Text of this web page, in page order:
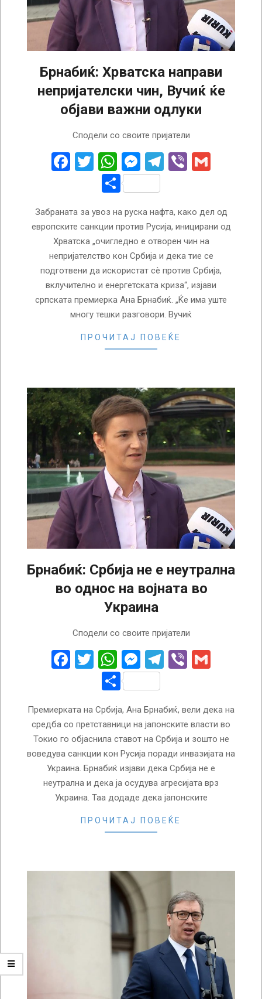
Брнабиќ: Хрватска направи
непријателски чин, Вучиќ ќе
објави важни одлуки
Сподели со своите пријатели
Facebook
Twitter
WhatsApp
Messenger
Telegram
Viber
Share
Забраната за увоз на руска нафта, како дел од
европските санкции против Русија, иницирани од
Хрватска „очигледно е отворен чин на
непријателство кон Србија и дека тие се
подготвени да искористат сè против Србија,
вклучително и енергетската криза“, изјави
српската премиерка Ана Брнабиќ. „Ќе има уште
многу тешки разговори. Вучиќ
ПРОЧИТАЈ ПОВЕЌЕ
Брнабиќ: Србија не е неутрална
во однос на војната во
Украина
Сподели со своите пријатели
Facebook
Twitter
WhatsApp
Messenger
Telegram
Viber
Share
Премиерката на Србија, Ана Брнабиќ, вели дека на
средба со претставници на јапонските власти во
Токио го објаснила ставот на Србија и зошто не
воведува санкции кон Русија поради инвазијата на
Украина. Брнабиќ изјави дека Србија не е
неутрална и дека ја осудува агресијата врз
Украина. Таа додаде дека јапонските
ПРОЧИТАЈ ПОВЕЌЕ